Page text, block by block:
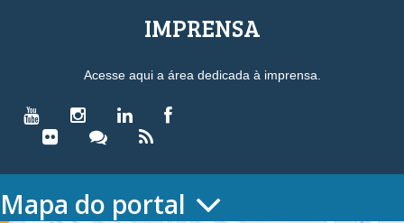
IMPRENSA
Acesse aqui a área dedicada à imprensa.
Mapa do portal